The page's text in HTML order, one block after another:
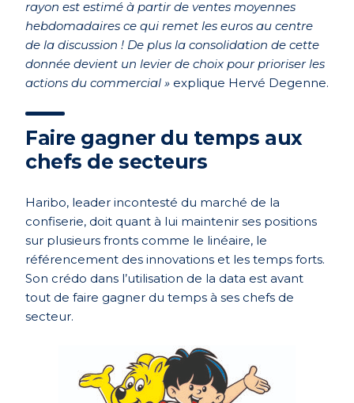
rayon est estimé à partir de ventes moyennes
hebdomadaires ce qui remet les euros au centre
de la discussion ! De plus la consolidation de cette
donnée devient un levier de choix pour prioriser les
actions du commercial » explique Hervé Degenne.
Faire gagner du temps aux
chefs de secteurs
Haribo, leader incontesté du marché de la
confiserie, doit quant à lui maintenir ses positions
sur plusieurs fronts comme le linéaire, le
référencement des innovations et les temps forts.
Son crédo dans l’utilisation de la data est avant
tout de faire gagner du temps à ses chefs de
secteur.